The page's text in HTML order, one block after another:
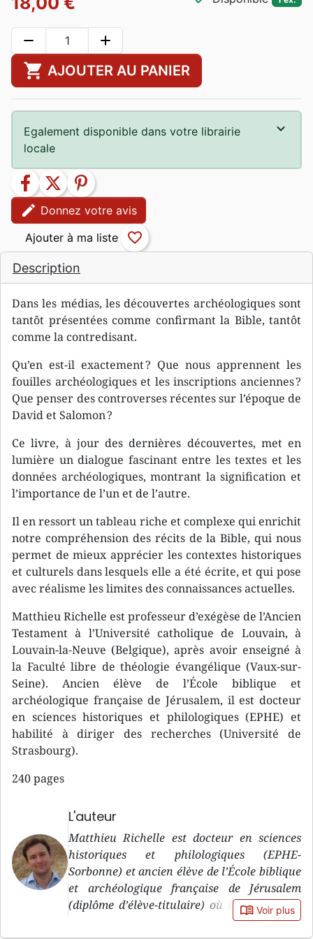
Description
Dans les médias, les découvertes archéologiques sont
tantôt présentées comme confirmant la Bible, tantôt
comme la contredisant.
Qu’en est-il exactement ? Que nous apprennent les
fouilles archéologiques et les inscriptions anciennes ?
Que penser des controverses récentes sur l’époque de
David et Salomon ?
Ce livre, à jour des dernières découvertes, met en
lumière un dialogue fascinant entre les textes et les
données archéologiques, montrant la signification et
l’importance de l’un et de l’autre.
Il en ressort un tableau riche et complexe qui enrichit
notre compréhension des récits de la Bible, qui nous
permet de mieux apprécier les contextes historiques
et culturels dans lesquels elle a été écrite, et qui pose
avec réalisme les limites des connaissances actuelles.
Matthieu Richelle est professeur d’exégèse de l’Ancien
Testament à l’Université catholique de Louvain, à
Louvain-la-Neuve (Belgique), après avoir enseigné à
la Faculté libre de théologie évangélique (Vaux-sur-
Seine). Ancien élève de l’École biblique et
archéologique française de Jérusalem, il est docteur
en sciences historiques et philologiques (EPHE) et
habilité à diriger des recherches (Université de
Strasbourg).
240 pages
L'auteur
Matthieu Richelle est docteur en sciences
historiques et philologiques (EPHE-
Sorbonne) et ancien élève de l’École biblique
et archéologique française de Jérusalem
(diplôme d’élève-titulaire) où il a étudié en
tant que boursier de l’Académie des
book_open Voir plus
remove add
shopping_cart AJOUTER AU PANIER
Egalement disponible dans votre librairie
locale
facebook twitter
pinterest
edit Donnez votre avis
favorite_border